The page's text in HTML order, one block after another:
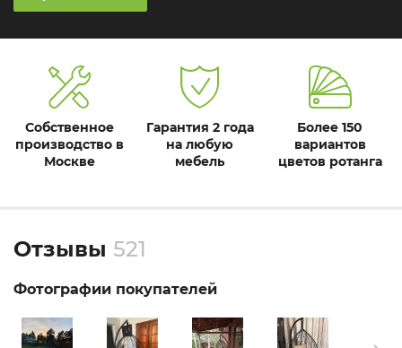
Собственное
производство в
Москве
Гарантия 2 года
на любую
мебель
Более 150
вариантов
цветов ротанга
Отзывы 521
Фотографии покупателей